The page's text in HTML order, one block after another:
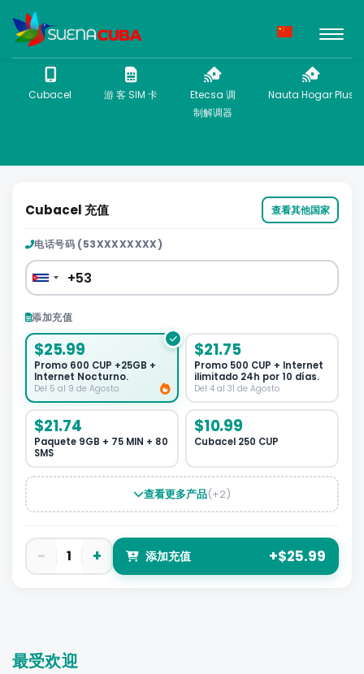
Cubacel 游 客 SIM 卡
Etecsa 调
制解调器
Nauta Hogar Plus
Cubacel 充值 查看其他国家
电话号码 (53XXXXXXXX)
添加充值
$25.99
Promo 600 CUP +25GB +
Internet Nocturno.
Del 5 al 9 de Agosto.
$21.75
Promo 500 CUP + Internet
ilimitado 24h por 10 días.
Del 4 al 31 de Agosto
$21.74
Paquete 9GB + 75 MIN + 80
SMS
$10.99
Cubacel 250 CUP
查看更多产品(+2)
− 1 + 添加充值 +$25.99
最受欢迎